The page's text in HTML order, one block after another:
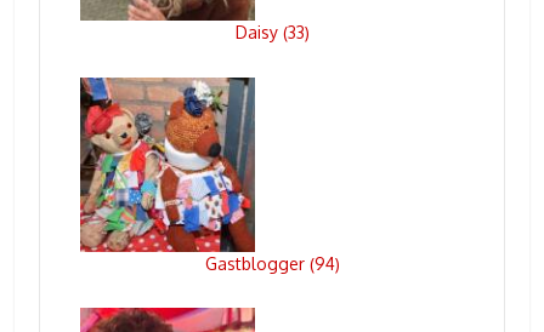
Daisy (33)
Gastblogger (94)